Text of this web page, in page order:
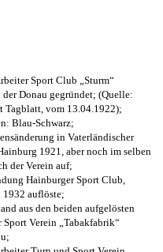
Sport Club „Sturm“
Donau gegründet; (Quelle:
Tagblatt, vom 13.04.1922);
Blau-Schwarz;
in Vaterländischer
1921, aber noch im selben
der Verein auf;
Hainburger Sport Club,
1932 auflöste;
aus den beiden aufgelösten
Sport Verein „Tabakfabrik“